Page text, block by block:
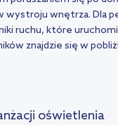
wystroju wnętrza. Dla
ruchu, które
znajdzie się w
oświetlenia